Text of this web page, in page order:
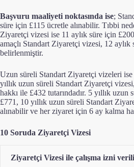
Başvuru maaliyeti noktasında ise;
süre için £115 ücretle alınabilir. Tıbbi
Ziyaretçi vizesi ise 11 aylık süre için
amaçlı Standart Ziyaretçi vizesi, 12
belirlenmiştir.
Uzun süreli Standart Ziyaretçi vizeleri
yıllık uzun süreli Standart Ziyaretçi
hakkı ile £432 tutarındadır. 5 yıllık
£771, 10 yıllık uzun süreli Standart
alınabilir ve her ziyaret için 6 ay kalma
10 Soruda Ziyaretçi Vizesi
Ziyaretçi Vizesi ile çalışma izni